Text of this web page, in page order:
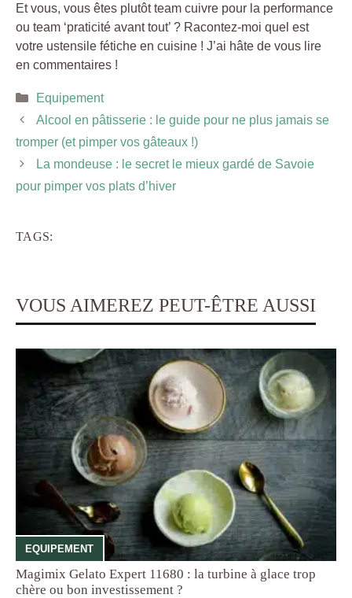
Et vous, vous êtes plutôt team cuivre pour la performance
ou team ‘praticité avant tout’ ? Racontez-moi quel est
votre ustensile fétiche en cuisine ! J’ai hâte de vous lire
en commentaires !
Catégories
Equipement
Alcool en pâtisserie : le guide pour ne plus jamais se
tromper (et pimper vos gâteaux !)
La mondeuse : le secret le mieux gardé de Savoie
pour pimper vos plats d’hiver
TAGS:
VOUS AIMEREZ PEUT-ÊTRE AUSSI
EQUIPEMENT
Magimix Gelato Expert 11680 : la turbine à glace trop
chère ou bon investissement ?